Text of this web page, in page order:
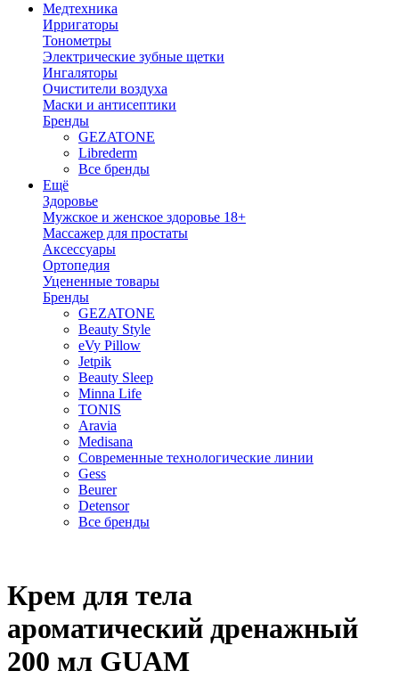
Медтехника
Ирригаторы
Тонометры
Электрические зубные щетки
Ингаляторы
Очистители воздуха
Маски и антисептики
Бренды
GEZATONE
Librederm
Все бренды
Ещё
Здоровье
Мужское и женское здоровье 18+
Массажер для простаты
Аксессуары
Ортопедия
Уцененные товары
Бренды
GEZATONE
Beauty Style
eVy Pillow
Jetpik
Beauty Sleep
Minna Life
TONIS
Aravia
Medisana
Современные технологические линии
Gess
Beurer
Detensor
Все бренды
Крем для тела
ароматический дренажный
200 мл GUAM